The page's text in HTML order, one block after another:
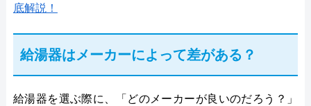
底解説！
給湯器はメーカーによって差がある？
給湯器を選ぶ際に、「どのメーカーが良いのだろう？」